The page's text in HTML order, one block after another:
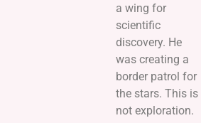
a wing for
scientific
discovery. He
was creating a
border patrol for
the stars. This is
not exploration.